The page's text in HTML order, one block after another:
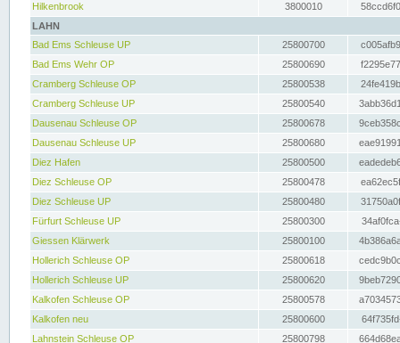
Hilkenbrook
3800010
LAHN
Bad Ems Schleuse UP
25800700
Bad Ems Wehr OP
25800690
Cramberg Schleuse OP
25800538
Cramberg Schleuse UP
25800540
Dausenau Schleuse OP
25800678
Dausenau Schleuse UP
25800680
Diez Hafen
25800500
Diez Schleuse OP
25800478
Diez Schleuse UP
25800480
Fürfurt Schleuse UP
25800300
Giessen Klärwerk
25800100
Hollerich Schleuse OP
25800618
Hollerich Schleuse UP
25800620
Kalkofen Schleuse OP
25800578
Kalkofen neu
25800600
Lahnstein Schleuse OP
25800798